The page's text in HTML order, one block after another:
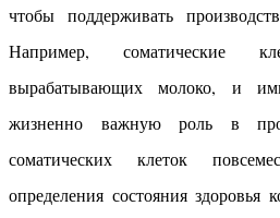
чтобы поддерживать
Например, соматические
вырабатывающих молоко, и
жизненно важную роль в
соматических клеток
определения состояния здоровья